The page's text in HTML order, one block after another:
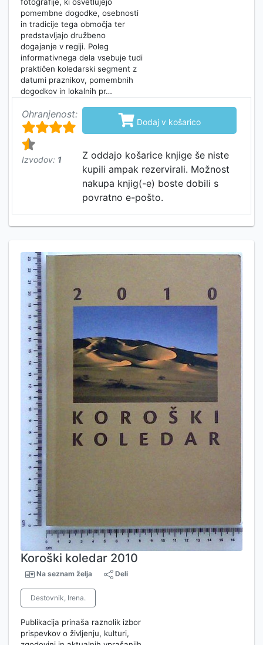
pomembne dogodke, osebnosti
in tradicije tega območja ter
predstavljajo družbeno
dogajanje v regiji. Poleg
informativnega dela vsebuje tudi
praktičen koledarski segment z
datumi praznikov, pomembnih
dogodkov in lokalnih pr…
Ohranjenost:
Izvodov: 1
 Dodaj v košarico
Z oddajo košarice knjige še niste
kupili ampak rezervirali. Možnost
nakupa knjig(-e) boste dobili s
povratno e-pošto.
Koroški koledar 2010
Na seznam želja Deli
Destovnik, Irena.
Publikacija prinaša raznolik izbor
prispevkov o življenju, kulturi,